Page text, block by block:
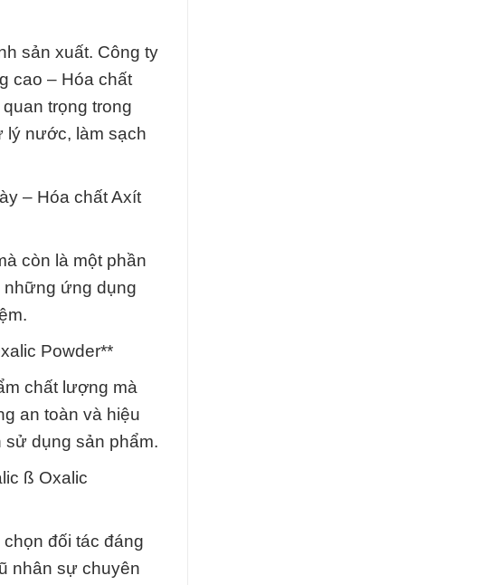
sản xuất. Công ty
cao – Hóa chất
trọng trong
lý nước, làm sạch
– Hóa chất Axít
còn là một phần
những ứng dụng
Powder**
chất lượng mà
an toàn và hiệu
sử dụng sản phẩm.
ß Oxalic
đối tác đáng
nhân sự chuyên